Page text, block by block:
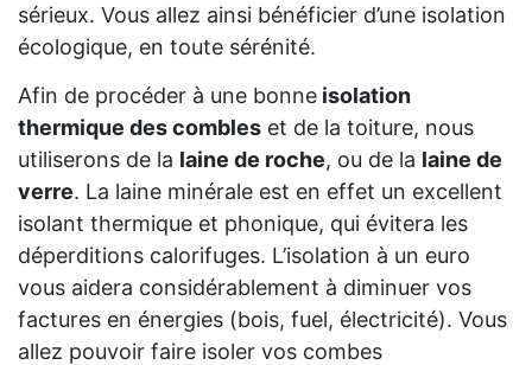
sérieux. Vous allez ainsi bénéficier d’une isolation
écologique, en toute sérénité.
Afin de procéder à une bonne isolation
thermique des combles et de la toiture, nous
utiliserons de la laine de roche, ou de la laine de
verre. La laine minérale est en effet un excellent
isolant thermique et phonique, qui évitera les
déperditions calorifuges. L’isolation à un euro
vous aidera considérablement à diminuer vos
factures en énergies (bois, fuel, électricité). Vous
allez pouvoir faire isoler vos combes